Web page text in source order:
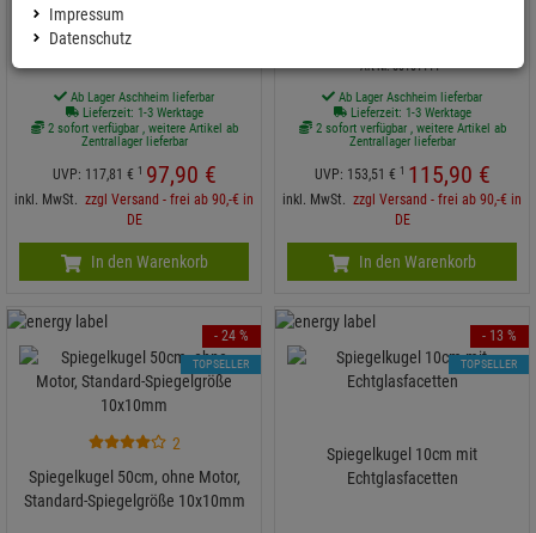
Art-Nr. 5010110A
Ab Lager Aschheim lieferbar
Lieferzeit: 1-3 Werktage
2 sofort verfügbar , weitere Artikel ab
Zentrallager lieferbar
UVP: 117,81 € 1 97,90 €
inkl. MwSt. zzgl Versand - frei ab 90,-€ in
DE
In den Warenkorb
Art-Nr. 50101111
Ab Lager Aschheim lieferbar
Lieferzeit: 1-3 Werktage
2 sofort verfügbar , weitere Artikel ab
Zentrallager lieferbar
UVP: 153,51 € 1 115,90 €
inkl. MwSt. zzgl Versand - frei ab 90,-€ in
DE
In den Warenkorb
2
Spiegelkugel 50cm, ohne Motor,
Standard-Spiegelgröße 10x10mm
- 24 %
TOPSELLER
Spiegelkugel 10cm mit
Echtglasfacetten
- 13 %
TOPSELLER
Impressum
Datenschutz